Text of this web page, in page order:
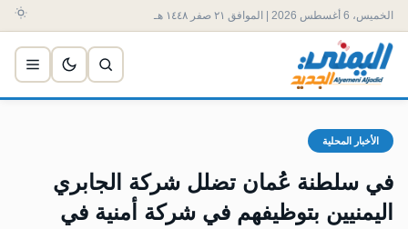
الخميس، 6 أغسطس 2026 | الموافق ٢١ صفر ١٤٤٨ هـ
الأخبار المحلية
في سلطنة عُمان تضلل شركة الجابري
اليمنيين بتوظيفهم في شركة أمنية في